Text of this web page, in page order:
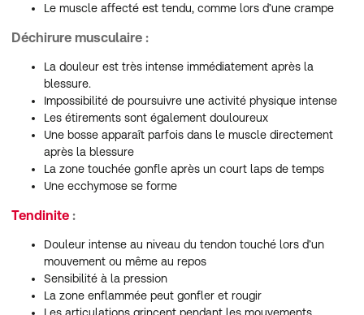
Le muscle affecté est tendu, comme lors d’une crampe
Déchirure musculaire :
La douleur est très intense immédiatement après la
blessure.
Impossibilité de poursuivre une activité physique intense
Les étirements sont également douloureux
Une bosse apparaît parfois dans le muscle directement
après la blessure
La zone touchée gonfle après un court laps de temps
Une ecchymose se forme
Tendinite :
Douleur intense au niveau du tendon touché lors d’un
mouvement ou même au repos
Sensibilité à la pression
La zone enflammée peut gonfler et rougir